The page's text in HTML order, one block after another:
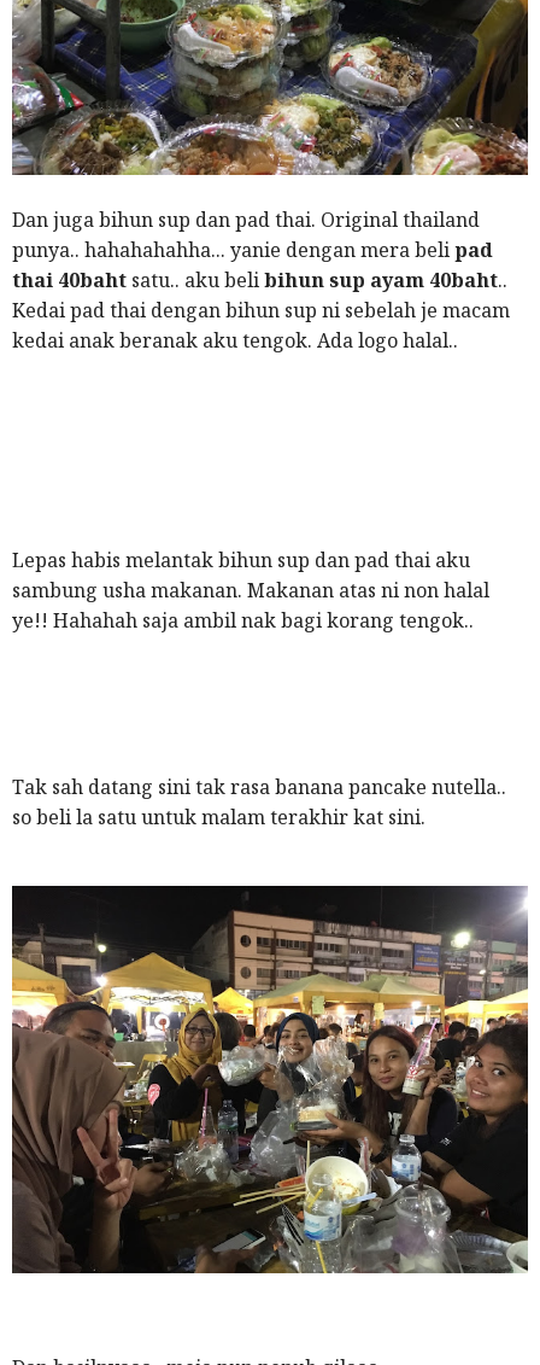
Dan juga bihun sup dan pad thai. Original thailand
punya.. hahahahahha... yanie dengan mera belipad
thai 40baht satu.. aku belibihun sup ayam 40baht..
Kedai pad thai dengan bihun sup ni sebelah je macam
kedai anak beranak aku tengok. Ada logo halal..
Lepas habis melantak bihun sup dan pad thai aku
sambung usha makanan. Makanan atas ni non halal
ye!! Hahahah saja ambil nak bagi korang tengok..
Tak sah datang sini tak rasa banana pancake nutella..
so beli la satu untuk malam terakhir kat sini.